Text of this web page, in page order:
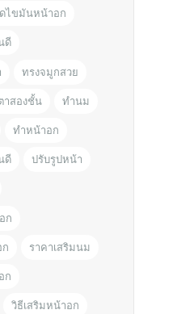
ไขมันหน้าอก
ดี
ทรงจมูกสวย
าสองชั้น ทำนม
ทำหน้าอก
ดี ปรับรูปหน้า
ก
ราคาเสริมนม
ก
วิธีเสริมหน้าอก